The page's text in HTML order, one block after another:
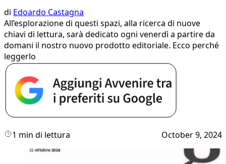
di Edoardo Castagna
All’esplorazione di questi spazi, alla ricerca di nuove
chiavi di lettura, sarà dedicato ogni venerdì a partire da
domani il nostro nuovo prodotto editoriale. Ecco perché
leggerlo
1 min di lettura October 9, 2024